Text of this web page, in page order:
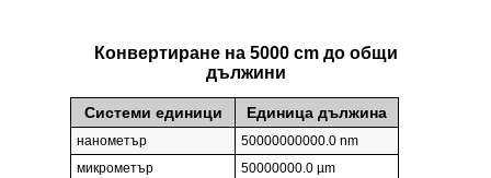
Конвертиране на 5000 cm до общи
дължини
Системи единици Единица дължина
нанометър
50000000000.0 nm
микрометър
50000000.0 µm